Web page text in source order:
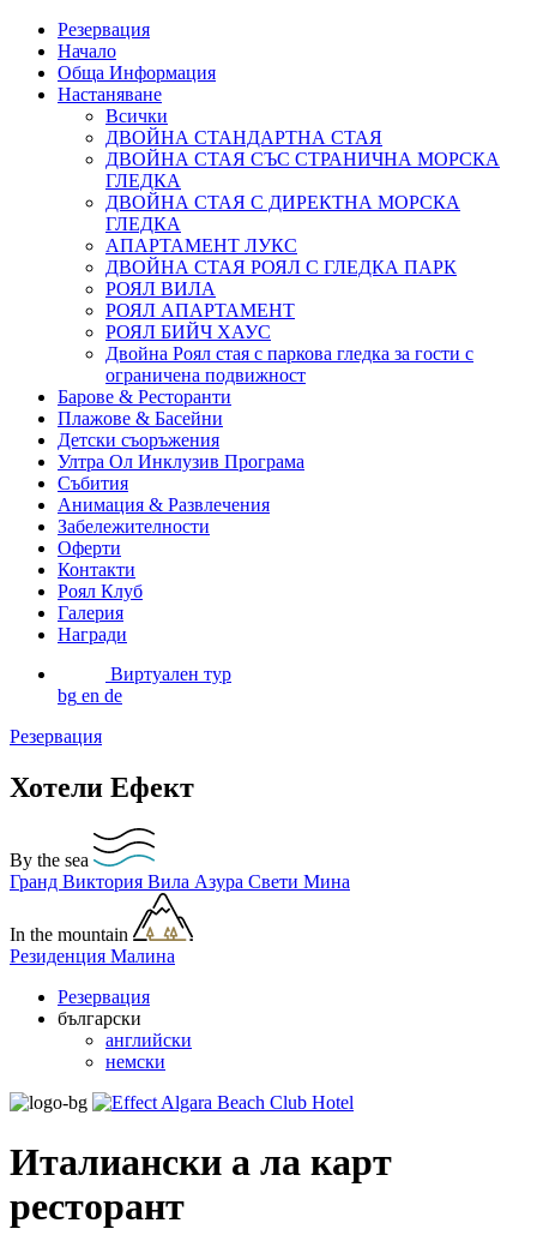
Резервация
Начало
Обща Информация
Настаняване
Всички
ДВОЙНА СТАНДАРТНА СТАЯ
ДВОЙНА СТАЯ СЪС СТРАНИЧНА МОРСКА
ГЛЕДКА
ДВОЙНА СТАЯ С ДИРЕКТНА МОРСКА
ГЛЕДКА
АПАРТАМЕНТ ЛУКС
ДВОЙНА СТАЯ РОЯЛ С ГЛЕДКА ПАРК
РОЯЛ ВИЛА
РОЯЛ АПАРТАМЕНТ
РОЯЛ БИЙЧ ХАУС
Двойна Роял стая с паркова гледка за гости с
ограничена подвижност
Барове & Ресторанти
Плажове & Басейни
Детски съоръжения
Ултра Ол Инклузив Програма
Събития
Анимация & Развлечения
Забележителности
Оферти
Контакти
Роял Клуб
Галерия
Награди
Виртуален тур
bg en de
Резервация
Хотели Ефект
By the sea
Гранд Виктория Вила Азура Свети Мина
In the mountain
Резиденция Малина
Резервация
български
английски
немски
Италиански а ла карт
ресторант